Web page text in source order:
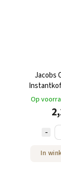
Jacobs
Op
In